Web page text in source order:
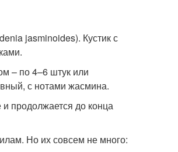
jasminoides). Кустик с
– по 4–6 штук или
с нотами жасмина.
продолжается до конца
Но их совсем не много: